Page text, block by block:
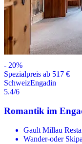
- 20%
Spezialpreis ab 517 €
SchweizEngadin
5.4/6
Romantik im
Gault Millau
Wander-oder